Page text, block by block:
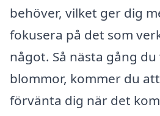
behöver, vilket ger dig
fokusera på det som
något. Så nästa gång du
blommor, kommer du
förvänta dig när det